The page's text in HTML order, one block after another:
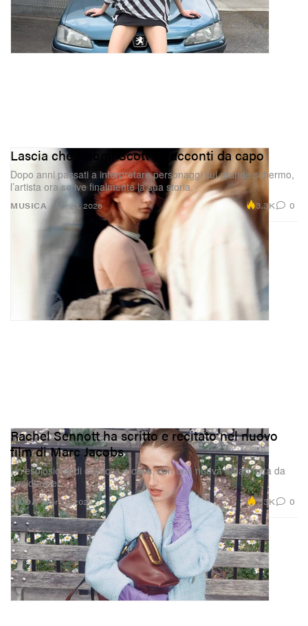
MUSICA
Lascia che Naomi Scott si racconti da capo
Dopo anni passati a interpretare personaggi sul grande schermo,
l’artista ora scrive finalmente la sua storia.
Apr 23, 2026 3.3K 0
MODA
Rachel Sennott ha scritto e recitato nel nuovo
film di Marc Jacobs
Un’esplosione di comicità e caos, con una nuova it‑bag tutta da
desiderare.
Apr 23, 2026 2.3K 0